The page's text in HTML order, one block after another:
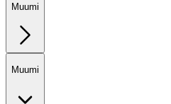
Muumi
Muumi